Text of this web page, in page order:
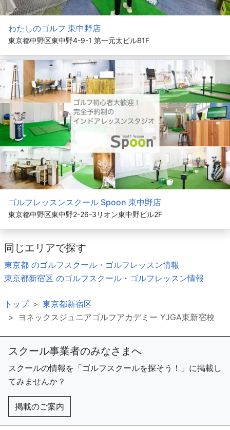
わたしのゴルフ 東中野店
東京都中野区東中野4-9-1 第一元太ビルB1F
ゴルフレッスンスクール Spoon 東中野店
東京都中野区東中野2-26-3リオン東中野ビル2F
同じエリアで探す
東京都 のゴルフスクール・ゴルフレッスン情報
東京都新宿区 のゴルフスクール・ゴルフレッスン情報
トップ
東京都新宿区
ヨネックスジュニアゴルフアカデミー YJGA東新宿校
スクール事業者のみなさまへ
スクールの情報を「ゴルフスクールを探そう！」に掲載し
てみませんか？
掲載のご案内